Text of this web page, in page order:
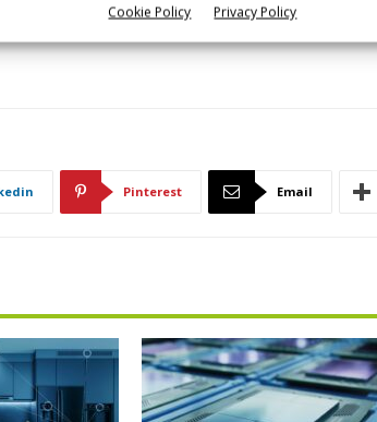
Cookie Policy Privacy Policy
Pinterest Email